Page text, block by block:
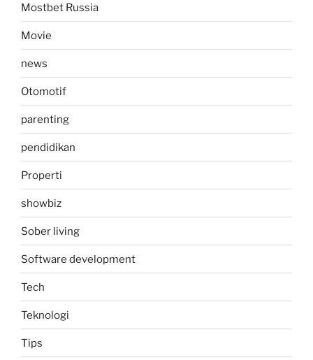
Mostbet Russia
Movie
news
Otomotif
parenting
pendidikan
Properti
showbiz
Sober living
Software development
Tech
Teknologi
Tips